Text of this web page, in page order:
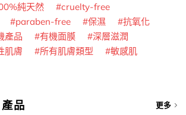
純天然
cruelty-free
paraben-free 保濕
抗氧化
產品 有機面膜
深層滋潤
肌膚 所有肌膚類型
敏感肌
品 更多